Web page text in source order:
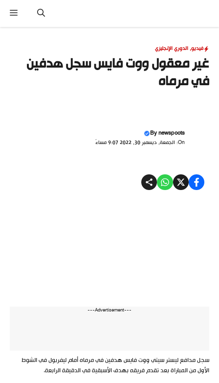
المحتوى
فيديو, الدوري الإنجليزي
غير معقول ووت فايس سجل هدفين
في مرماه
Bynewspoots
On: الجمعة, ديسمبر 30, 2022 9:07 مساءً
---Advertisement---
سجل مدافع ليستر سيتي ووت فايس هدفين في مرماه أمام ليفربول في الشوط
الأول من المباراة بعد تقدم فريقه بهدف الأسبقية في الدقيقة الرابعة.